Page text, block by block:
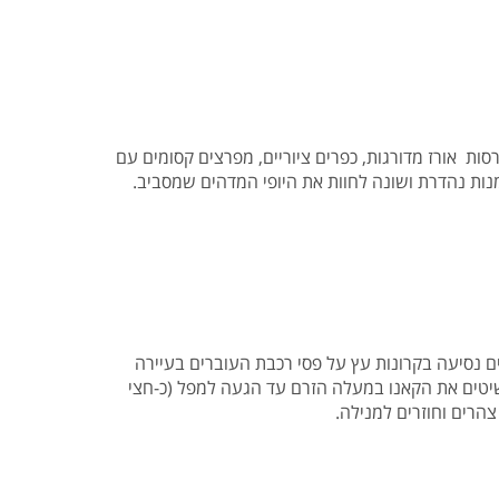
אורז מדורגות, כפרים ציוריים, מפרצים קסומים עם
נסיעה בקרונות עץ על פסי רכבת העוברים בעיירה
קאנו ושני חותרים משיטים את הקאנו במעלה הזרם עד הגעה למפל (כ-חצי
וחוזרים למנילה.